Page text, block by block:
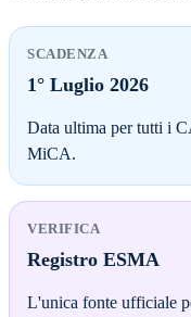
SCADENZA
1° Luglio 2026
Data ultima per tutti i
MiCA.
VERIFICA
Registro ESMA
L'unica fonte ufficiale